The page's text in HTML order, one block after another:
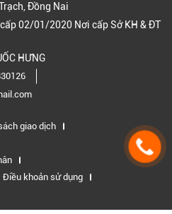
Đồng Nai
02/01/2020 Nơi cấp Sở KH & ĐT
HƯNG
giao dịch
Điều khoản sử dụng